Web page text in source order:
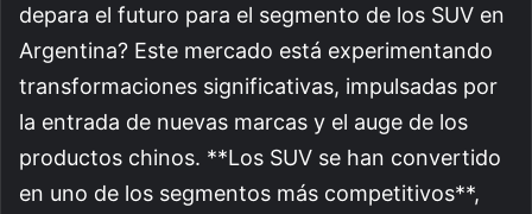
depara el futuro para el segmento de los SUV en
Argentina? Este mercado está experimentando
transformaciones significativas, impulsadas por
la entrada de nuevas marcas y el auge de los
productos chinos. **Los SUV se han convertido
en uno de los segmentos más competitivos**,